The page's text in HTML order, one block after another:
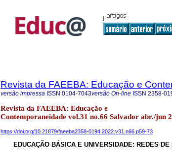
Revista da FAEEBA: Educação e
versão impressa ISSN 0104-7043versão On-line ISSN 2358-
Revista da FAEEBA: Educação e
Contemporaneidade vol.31 no.66 Salvador abr./jun
https://doi.org/10.21879/faeeba2358-0194.2022.v31.n66.p59-73
EDUCAÇÃO BÁSICA E UNIVERSIDADE: REDES